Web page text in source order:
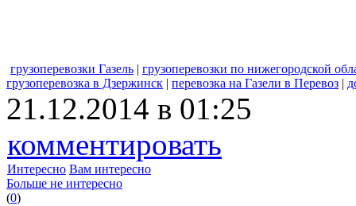
грузоперевозки Газель | грузоперевозки по нижегородской
грузоперевозка в Дзержинск | перевозка на Газели в Перевоз |
21.12.2014 в 01:25
комментировать
Интересно Вам интересно
Больше не интересно
(0)